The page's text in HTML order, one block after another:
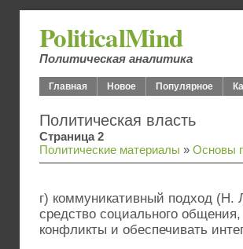
PoliticalMind
Политическая аналитика
Главная Новое Популярное
Политическая власть
Страница 2
Политические материалы » Основы
г) коммуникативный подход (Н.
средство социального
конфликты и обеспечивать